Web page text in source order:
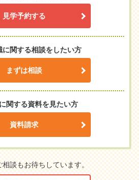
見学予約する
に関する相談をしたい方
まずは相談
関する資料を見たい方
資料請求
相談もお待ちしています。